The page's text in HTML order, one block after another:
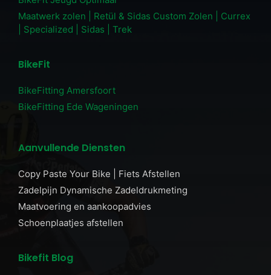
Maatwerk zolen | Retül & Sidas Custom Zolen | Currex
| Specialized | Sidas | Trek
BikeFit
BikeFitting Amersfoort
BikeFitting Ede Wageningen
Aanvullende Diensten
Copy Paste Your Bike | Fiets Afstellen
Zadelpijn Dynamische Zadeldrukmeting
Maatvoering en aankoopadvies
Schoenplaatjes afstellen
Bikefit Blog